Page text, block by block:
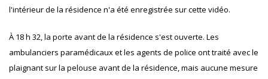
l'intérieur de la résidence n'a été enregistrée sur cette vidéo.
À 18 h 32, la porte avant de la résidence s'est ouverte. Les
ambulanciers paramédicaux et les agents de police ont traité avec le
plaignant sur la pelouse avant de la résidence, mais aucune mesure